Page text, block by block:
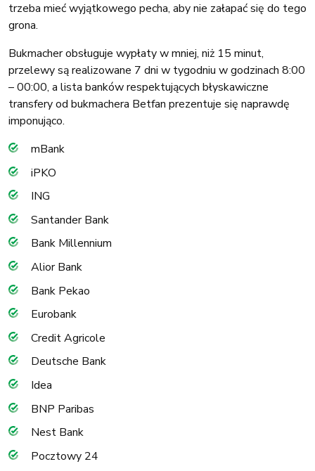
trzeba mieć wyjątkowego pecha, aby nie załapać się do tego
grona.
Bukmacher obsługuje wypłaty w mniej, niż 15 minut,
przelewy są realizowane 7 dni w tygodniu w godzinach 8:00
– 00:00, a lista banków respektujących błyskawiczne
transfery od bukmachera Betfan prezentuje się naprawdę
imponująco.
mBank
iPKO
ING
Santander Bank
Bank Millennium
Alior Bank
Bank Pekao
Eurobank
Credit Agricole
Deutsche Bank
Idea
BNP Paribas
Nest Bank
Pocztowy 24